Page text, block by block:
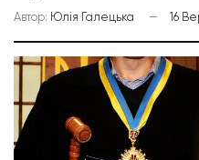
Автор: Юлія Галецька 16